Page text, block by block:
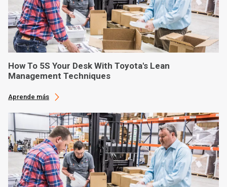
How To 5S Your Desk With Toyota's Lean
Management Techniques
Aprende más